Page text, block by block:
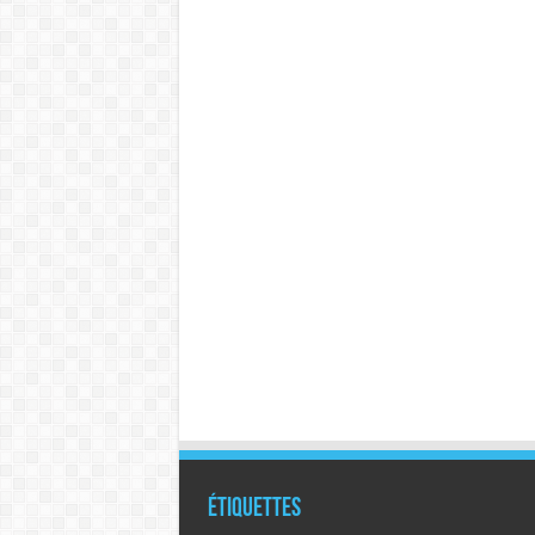
Étiquettes